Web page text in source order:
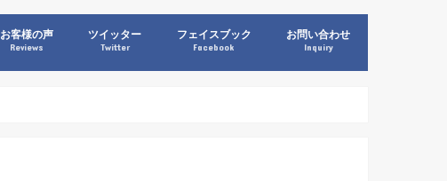
お客様の声
Reviews
ツイッター
Twitter
フェイスブック
Facebook
お問い合わせ
Inquiry